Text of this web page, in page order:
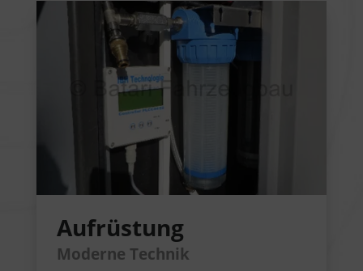
Aufrüstung
Moderne Technik